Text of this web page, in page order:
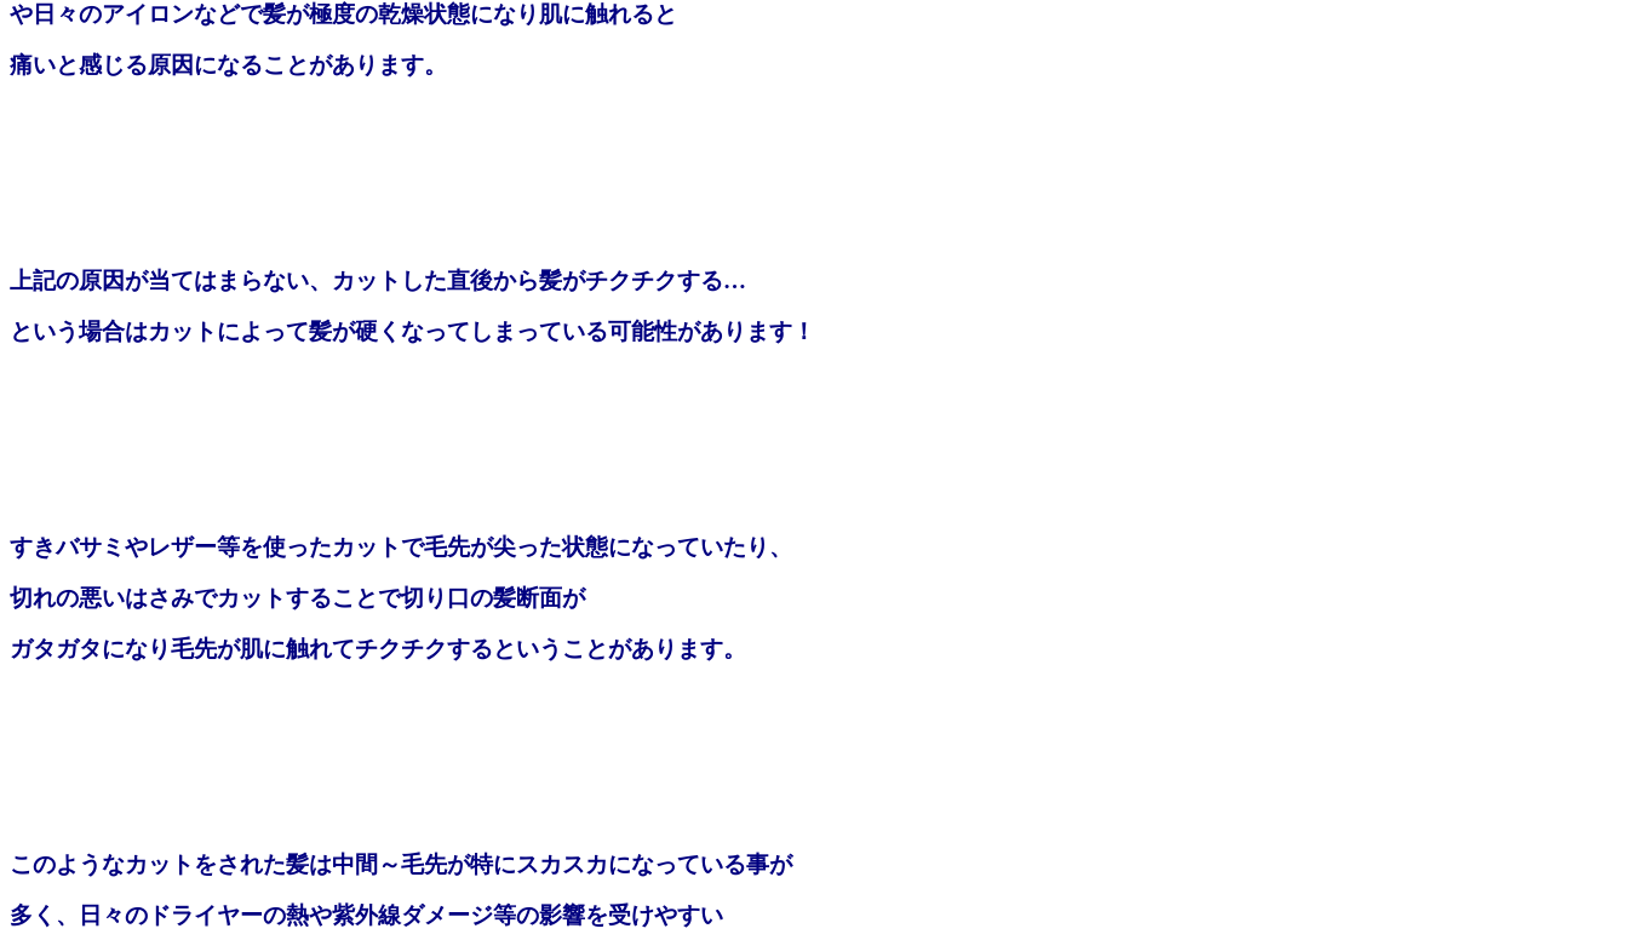
や日々のアイロンなどで髪が極度の乾燥状態になり肌に触れると
痛いと感じる原因になることがあります。
上記の原因が当てはまらない、カットした直後から髪がチクチクする…
という場合はカットによって髪が硬くなってしまっている可能性があります！
すきバサミやレザー等を使ったカットで毛先が尖った状態になっていたり、
切れの悪いはさみでカットすることで切り口の髪断面が
ガタガタになり毛先が肌に触れてチクチクするということがあります。
このようなカットをされた髪は中間～毛先が特にスカスカになっている事が
多く、日々のドライヤーの熱や紫外線ダメージ等の影響を受けやすい